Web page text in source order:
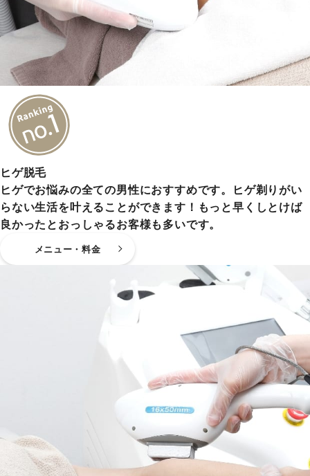
ヒゲ脱毛
ヒゲでお悩みの全ての男性におすすめです。ヒゲ剃りがい
らない生活を叶えることができます！もっと早くしとけば
良かったとおっしゃるお客様も多いです。
メニュー・料金